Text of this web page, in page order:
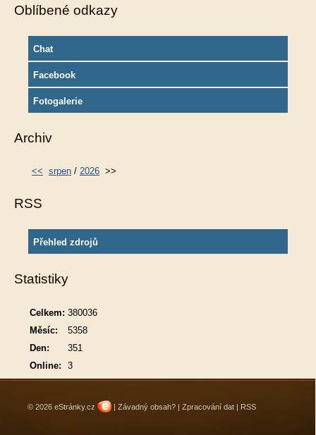
Oblíbené odkazy
Chat
Facebook
Fotogalerie
Archiv
<< srpen / 2026 >>
RSS
Přehled zdrojů
Statistiky
Online: 3
Celkem: 380036
Měsíc:
5358
Den:
351
© 2026 eStránky.cz | Závadný obsah? | Zpracování dat | RSS